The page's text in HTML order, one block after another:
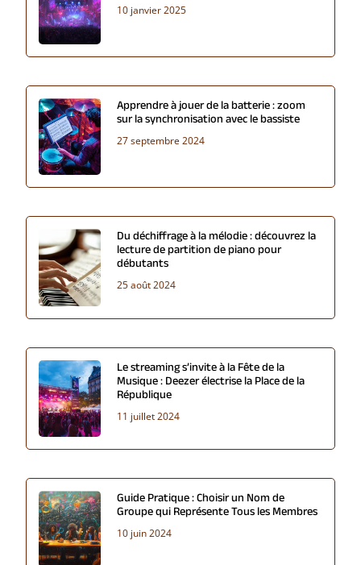
10 janvier 2025
Apprendre à jouer de la batterie : zoom
sur la synchronisation avec le bassiste
27 septembre 2024
Du déchiffrage à la mélodie : découvrez la
lecture de partition de piano pour
débutants
25 août 2024
Le streaming s’invite à la Fête de la
Musique : Deezer électrise la Place de la
République
11 juillet 2024
Guide Pratique : Choisir un Nom de
Groupe qui Représente Tous les Membres
10 juin 2024